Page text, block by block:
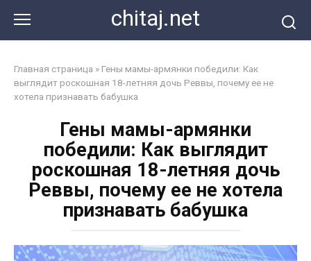
контенту
chitaj.net
Главная страница » Гены мамы-армянки победили: Как
выглядит роскошная 18-летняя дочь Реввы, почему ее не
хотела признавать бабушка
Гены мамы-армянки
победили: Как выглядит
роскошная 18-летняя дочь
Реввы, почему ее не хотела
признавать бабушка